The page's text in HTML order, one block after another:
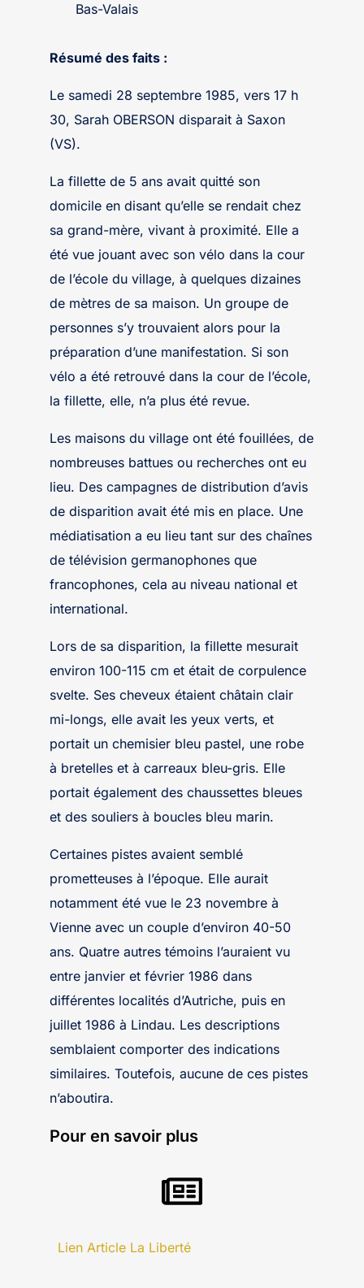
Bas-Valais
Résumé des faits :
Le samedi 28 septembre 1985, vers 17 h
30, Sarah OBERSON disparait à Saxon
(VS).
La fillette de 5 ans avait quitté son
domicile en disant qu’elle se rendait chez
sa grand-mère, vivant à proximité. Elle a
été vue jouant avec son vélo dans la cour
de l’école du village, à quelques dizaines
de mètres de sa maison. Un groupe de
personnes s’y trouvaient alors pour la
préparation d’une manifestation. Si son
vélo a été retrouvé dans la cour de l’école,
la fillette, elle, n’a plus été revue.
Les maisons du village ont été fouillées, de
nombreuses battues ou recherches ont eu
lieu. Des campagnes de distribution d’avis
de disparition avait été mis en place. Une
médiatisation a eu lieu tant sur des chaînes
de télévision germanophones que
francophones, cela au niveau national et
international.
Lors de sa disparition, la fillette mesurait
environ 100-115 cm et était de corpulence
svelte. Ses cheveux étaient châtain clair
mi-longs, elle avait les yeux verts, et
portait un chemisier bleu pastel, une robe
à bretelles et à carreaux bleu-gris. Elle
portait également des chaussettes bleues
et des souliers à boucles bleu marin.
Certaines pistes avaient semblé
prometteuses à l’époque. Elle aurait
notamment été vue le 23 novembre à
Vienne avec un couple d’environ 40-50
ans. Quatre autres témoins l’auraient vu
entre janvier et février 1986 dans
différentes localités d’Autriche, puis en
juillet 1986 à Lindau. Les descriptions
semblaient comporter des indications
similaires. Toutefois, aucune de ces pistes
n’aboutira.
Pour en savoir plus
Lien Article La Liberté